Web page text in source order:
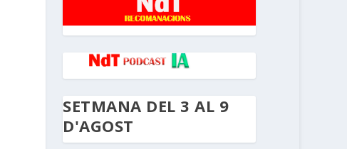
SETMANA DEL 3 AL 9
D'AGOST